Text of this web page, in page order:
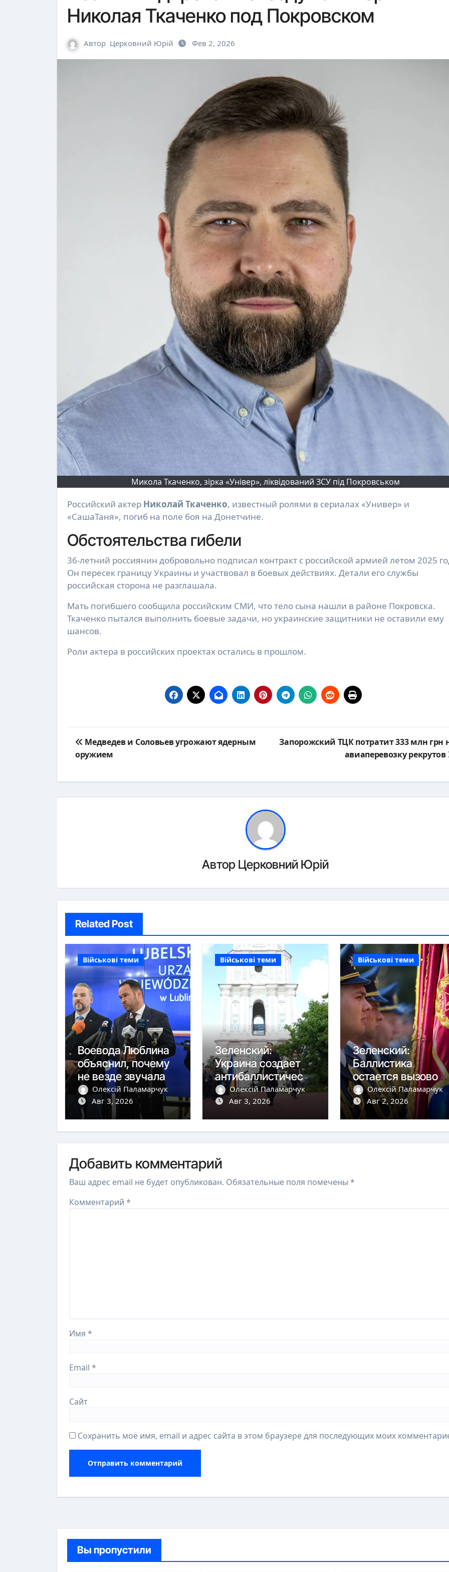
Николая Ткаченко под Покровском
Автор Церковний Юрій Фев 2, 2026
Микола Ткаченко, зірка «Універ», ліквідований ЗСУ під Покровськом
Российский актер Николай Ткаченко, известный ролями в сериалах «Универ» и
«СашаТаня», погиб на поле боя на Донетчине.
Обстоятельства гибели
36-летний россиянин добровольно подписал контракт с российской армией летом 2025
Он пересек границу Украины и участвовал в боевых действиях. Детали его службы
российская сторона не разглашала.
Мать погибшего сообщила российским СМИ, что тело сына нашли в районе Покровска.
Ткаченко пытался выполнить боевые задачи, но украинские защитники не оставили ему
шансов.
Роли актера в российских проектах остались в прошлом.
Навигация
по
Медведев и Соловьев угрожают ядерным
оружием
Запорожский ТЦК потратит 333 млн грн
авиаперевозку рекрутов
Автор Церковний Юрій
Related Post
Військові теми
Воевода Люблина
объяснил, почему
не везде звучала
тревога
Олексій Паламарчук
Авг 3, 2026
Військові теми
Зеленский:
Украина создает
антибаллистическу
ю систему «Фрея»
с Европой
Олексій Паламарчук
Авг 3, 2026
Військові теми
Зеленский:
Баллистика
остается вызовом,
но дроны сбиваем
более чем на 90%
Олексій Паламарчук
Авг 2, 2026
Добавить комментарий
Ваш адрес email не будет опубликован. Обязательные поля помечены *
Комментарий *
Имя *
Email *
Сайт
Сохранить моё имя, email и адрес сайта в этом браузере для последующих моих
Вы пропустили